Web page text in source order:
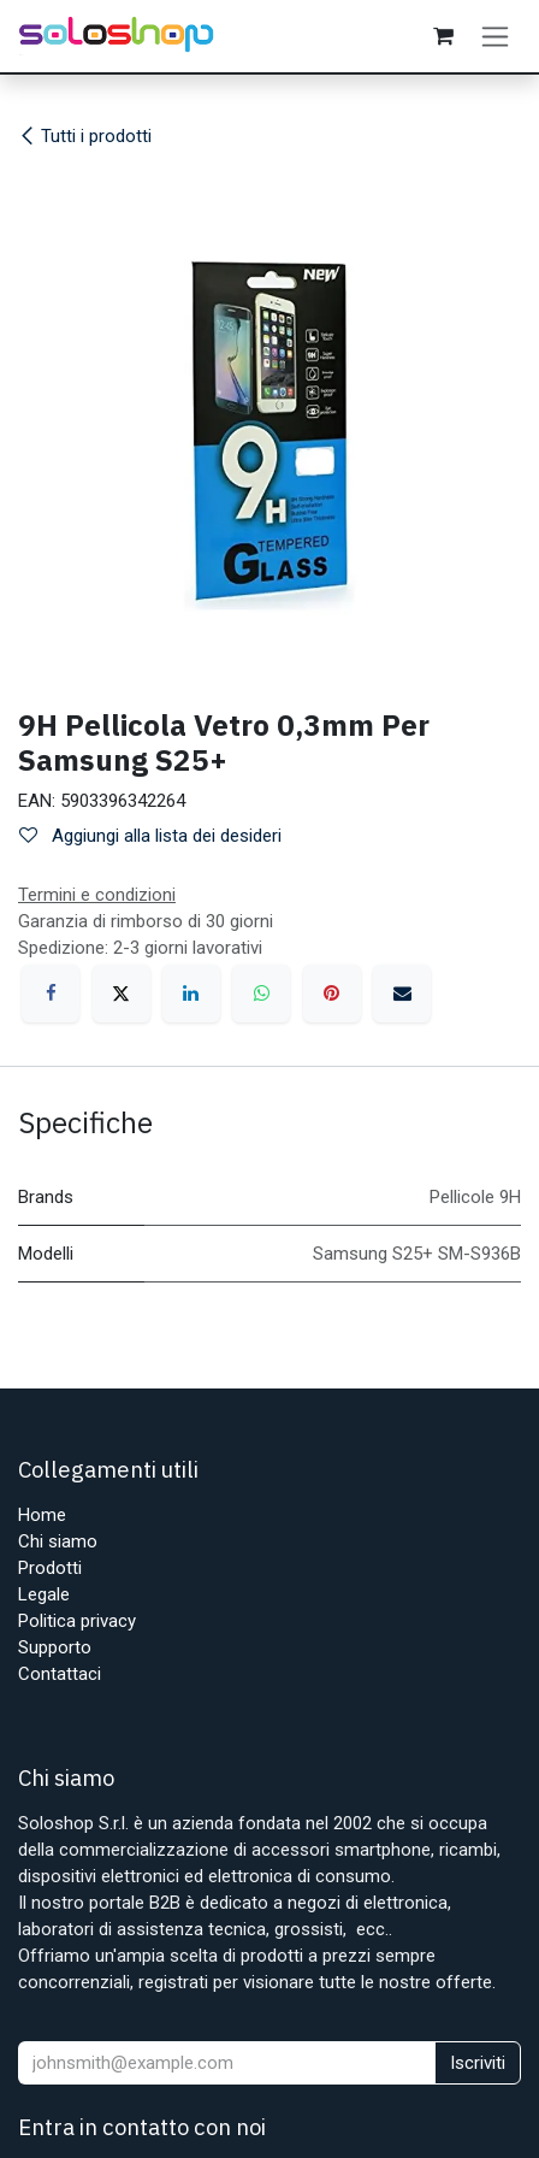
Passa al contenuto
Tutti i prodotti
9H Pellicola Vetro 0,3mm Per
Samsung S25+
EAN: 5903396342264
Aggiungi alla lista dei desideri
Termini e condizioni
Garanzia di rimborso di 30 giorni
Spedizione: 2-3 giorni lavorativi
Specifiche
Brands Pellicole 9H
Modelli Samsung S25+ SM-S936B
Collegamenti utili
Home
Chi siamo
Prodotti
Legale
Politica privacy
Supporto
Contattaci
Chi siamo
Soloshop S.r.l. è un azienda fondata nel 2002 che si occupa
della commercializzazione di accessori smartphone, ricambi,
dispositivi elettronici ed elettronica di consumo.
Il nostro portale B2B è dedicato a negozi di elettronica,
laboratori di assistenza tecnica, grossisti, ecc..
Offriamo un'ampia scelta di prodotti a prezzi sempre
concorrenziali, registrati per visionare tutte le nostre offerte.
Iscriviti
Entra in contatto con noi